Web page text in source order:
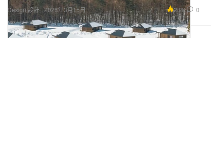
Design 設計 2026年3月15日 2.2K 0